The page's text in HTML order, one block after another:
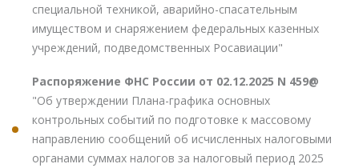
специальной техникой, аварийно-спасательным
имуществом и снаряжением федеральных казенных
учреждений, подведомственных Росавиации"
Распоряжение ФНС России от 02.12.2025 N 459@
"Об утверждении Плана-графика основных
контрольных событий по подготовке к массовому
направлению сообщений об исчисленных налоговыми
органами суммах налогов за налоговый период 2025